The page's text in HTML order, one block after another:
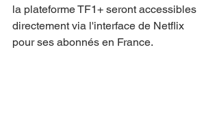
la plateforme TF1+ seront accessibles
directement via l'interface de Netflix
pour ses abonnés en France.